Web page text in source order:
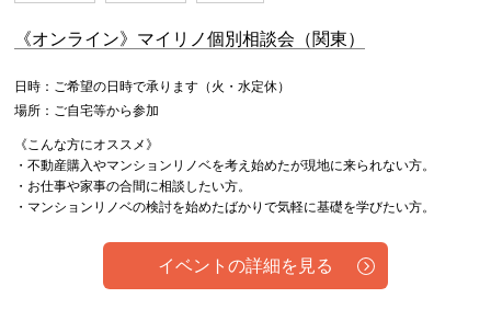
《オンライン》マイリノ個別相談会（関東）
日時：ご希望の日時で承ります（火・水定休）
場所：ご自宅等から参加
《こんな方にオススメ》
・不動産購入やマンションリノベを考え始めたが現地に来られない方。
・お仕事や家事の合間に相談したい方。
・マンションリノベの検討を始めたばかりで気軽に基礎を学びたい方。
イベントの詳細を見る